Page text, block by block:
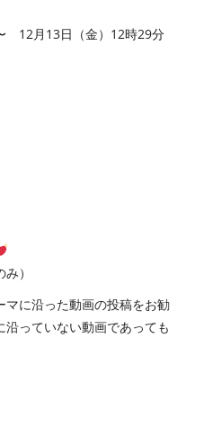
12月13日（金）12時29分
）
に沿った動画の投稿をお勧
っていない動画であっても